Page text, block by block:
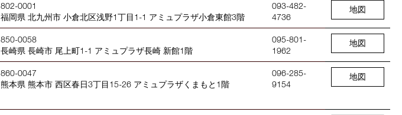
802-0001
福岡県 北九州市 小倉北区浅野1丁目1-1 アミュプラザ小倉東館3階
093-482-
4736
地図
850-0058
長崎県 長崎市 尾上町1-1 アミュプラザ長崎 新館1階
095-801-
1962
地図
860-0047
熊本県 熊本市 西区春日3丁目15-26 アミュプラザくまもと1階
096-285-
9154
地図